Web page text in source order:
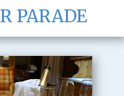
PARADE